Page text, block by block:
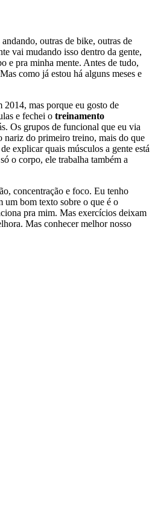
outras de bike, outras de
vai mudando isso dentro da gente,
e pra minha mente. Antes de tudo,
como já estou há alguns meses e
mas porque eu gosto de
e fechei o treinamento
Os grupos de funcional que eu via
nariz do primeiro treino, mais do que
explicar quais músculos a gente está
o corpo, ele trabalha também a
concentração e foco. Eu tenho
um bom texto sobre o que é o
pra mim. Mas exercícios deixam
Mas conhecer melhor nosso